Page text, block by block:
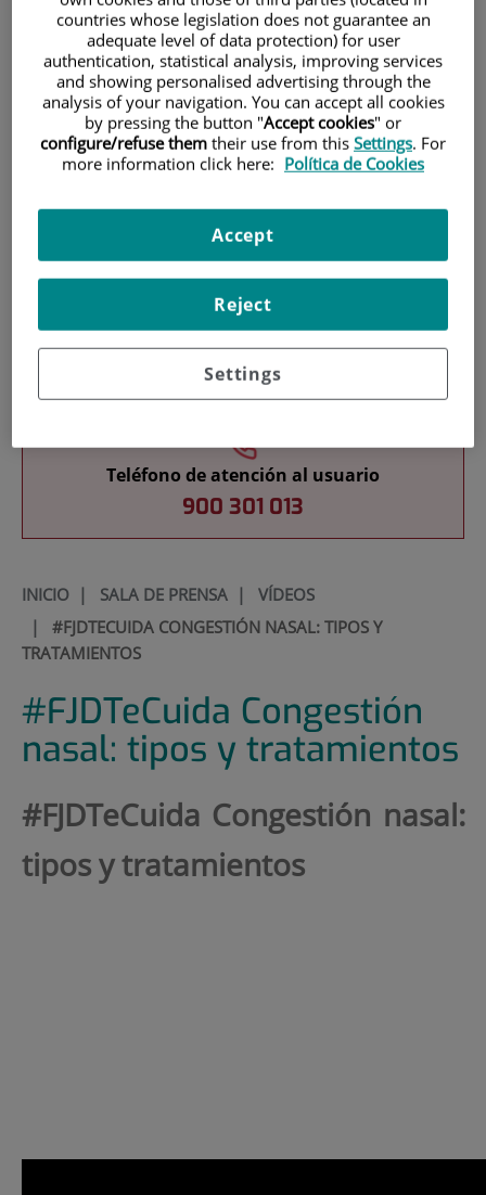
Investigación
Teléfono de atención al usuario
900 301 013
INICIO| SALA DE PRENSA| VÍDEOS
| #FJDTECUIDA CONGESTIÓN NASAL: TIPOS Y
TRATAMIENTOS
#FJDTeCuida Congestión
nasal: tipos y tratamientos
#FJDTeCuida Congestión nasal:
tipos y tratamientos
countries whose legislation does not guarantee an
adequate level of data protection) for user
authentication, statistical analysis, improving services
and showing personalised advertising through the
analysis of your navigation. You can accept all cookies
by pressing the button "Accept cookies" or
configure/refuse them their use from this Settings. For
more information click here: Política de Cookies
Settings
Reject
Accept